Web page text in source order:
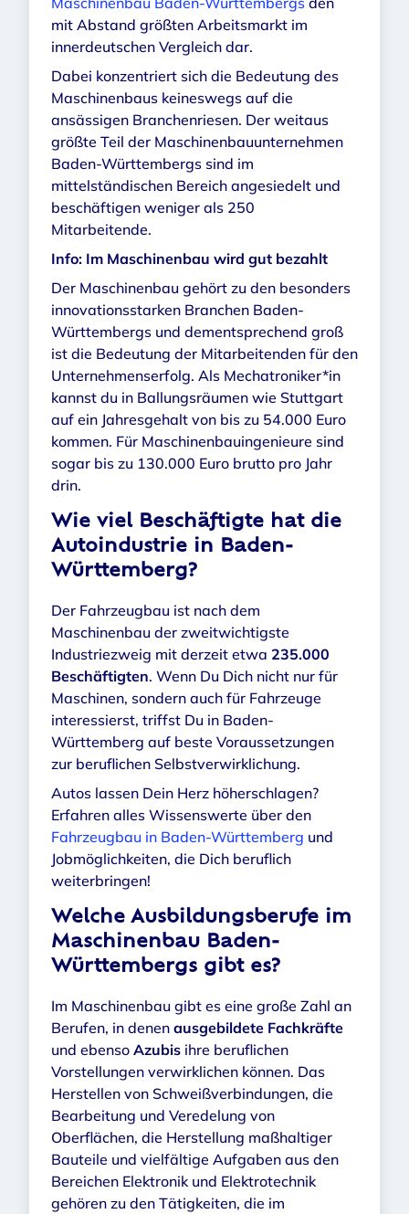
mit Abstand größten Arbeitsmarkt im
innerdeutschen Vergleich dar.
Dabei konzentriert sich die Bedeutung des
Maschinenbaus keineswegs auf die
ansässigen Branchenriesen. Der weitaus
größte Teil der Maschinenbauunternehmen
Baden-Württembergs sind im
mittelständischen Bereich angesiedelt und
beschäftigen weniger als 250
Mitarbeitende.
Info: Im Maschinenbau wird gut bezahlt
Der Maschinenbau gehört zu den besonders
innovationsstarken Branchen Baden-
Württembergs und dementsprechend groß
ist die Bedeutung der Mitarbeitenden für den
Unternehmenserfolg. Als Mechatroniker*in
kannst du in Ballungsräumen wie Stuttgart
auf ein Jahresgehalt von bis zu 54.000 Euro
kommen. Für Maschinenbauingenieure sind
sogar bis zu 130.000 Euro brutto pro Jahr
drin.
Wie viel Beschäftigte hat die
Autoindustrie in Baden-
Württemberg?
Der Fahrzeugbau ist nach dem
Maschinenbau der zweitwichtigste
Industriezweig mit derzeit etwa 235.000
Beschäftigten. Wenn Du Dich nicht nur für
Maschinen, sondern auch für Fahrzeuge
interessierst, triffst Du in Baden-
Württemberg auf beste Voraussetzungen
zur beruflichen Selbstverwirklichung.
Autos lassen Dein Herz höherschlagen?
Erfahren alles Wissenswerte über den
Fahrzeugbau in Baden-Württemberg und
Jobmöglichkeiten, die Dich beruflich
weiterbringen!
Welche Ausbildungsberufe im
Maschinenbau Baden-
Württembergs gibt es?
Im Maschinenbau gibt es eine große Zahl an
Berufen, in denen ausgebildete Fachkräfte
und ebenso Azubis ihre beruflichen
Vorstellungen verwirklichen können. Das
Herstellen von Schweißverbindungen, die
Bearbeitung und Veredelung von
Oberflächen, die Herstellung maßhaltiger
Bauteile und vielfältige Aufgaben aus den
Bereichen Elektronik und Elektrotechnik
gehören zu den Tätigkeiten, die im